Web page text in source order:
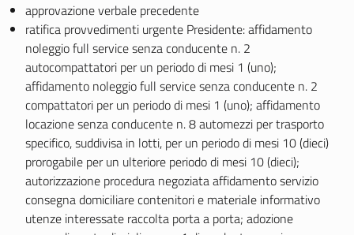
approvazione verbale precedente
ratifica provvedimenti urgente Presidente: affidamento
noleggio full service senza conducente n. 2
autocompattatori per un periodo di mesi 1 (uno);
affidamento noleggio full service senza conducente n. 2
compattatori per un periodo di mesi 1 (uno); affidamento
locazione senza conducente n. 8 automezzi per trasporto
specifico, suddivisa in lotti, per un periodo di mesi 10 (dieci)
prorogabile per un ulteriore periodo di mesi 10 (dieci);
autorizzazione procedura negoziata affidamento servizio
consegna domiciliare contenitori e materiale informativo
utenze interessate raccolta porta a porta; adozione